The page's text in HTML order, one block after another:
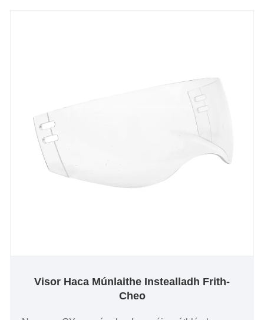
Visor Haca Múnlaithe Instealladh Frith-
Cheo